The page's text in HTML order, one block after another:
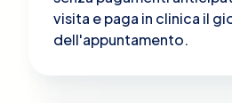
visita e paga in clinica il
dell'appuntamento.